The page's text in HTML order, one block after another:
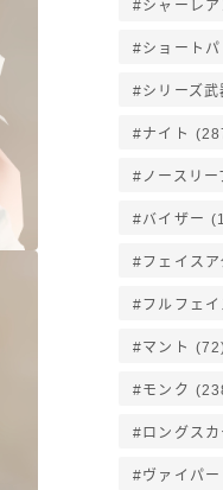
シャーレ
ショートパ
シリーズ
ナイト
ノースリー
バイザー
フェイス
フルフェイ
マント
モンク
ロングスカ
ヴァイパー